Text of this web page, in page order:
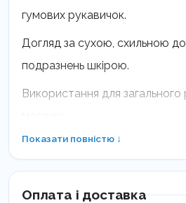
гумових рукавичок.
Догляд за сухою, схильною
подразнень шкірою.
Використання для
Склад: Багатий на натуральні
кісточок
, олія жожоба,
Показати повністю ↓
Оплата і доставка